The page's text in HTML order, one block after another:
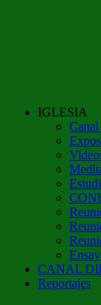
IGLESIA
CANAL
Reportajes